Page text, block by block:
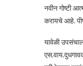
नवीन गोष्टी
करायचे आहे.
यावेळी